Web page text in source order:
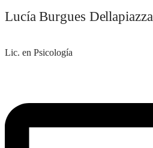
Lucía Burgues Dellapiazza
Lic. en Psicología